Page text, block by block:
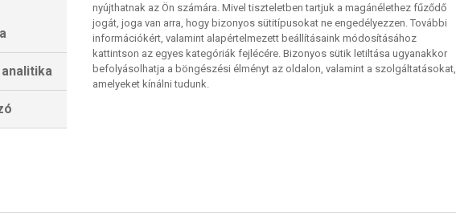
Dan Racotea,a bukarestiek
kedden az első mérkőzésen, 33–33-ra. A
záró megmozdulása kulcsfontosságú volt
megszólásának pillanatában
ebben a szezonban, öt győzelemmel
minden idegenbeli meccset megnyert ebben
nyújthatnak az Ön számára. Mivel tiszteletben tartjuk a magánélethez fűződő
jogát, joga van arra, hogy bizonyos sütitípusokat ne engedélyezzen. További
információkért, valamint alapértelmezett beállításaink módosításához
kattintson az egyes kategóriák fejlécére. Bizonyos sütik letiltása ugyanakkor
befolyásolhatja a böngészési élményt az oldalon, valamint a szolgáltatásokat,
amelyeket kínálni tudunk.